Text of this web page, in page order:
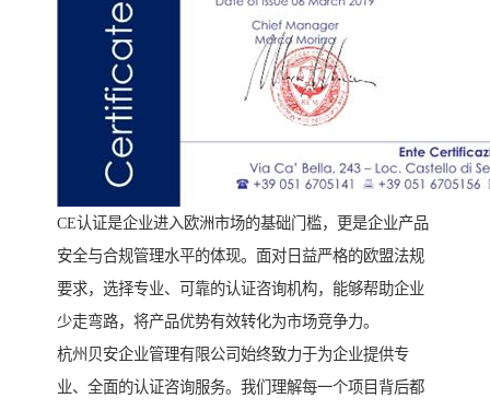
CE认证是企业进入欧洲市场的基础门槛，更是企业产品
安全与合规管理水平的体现。面对日益严格的欧盟法规
要求，选择专业、可靠的认证咨询机构，能够帮助企业
少走弯路，将产品优势有效转化为市场竞争力。
杭州贝安企业管理有限公司始终致力于为企业提供专
业、全面的认证咨询服务。我们理解每一个项目背后都